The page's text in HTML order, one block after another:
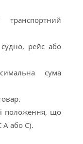
транспортний
рейс або
сума
положення, що
A або C).